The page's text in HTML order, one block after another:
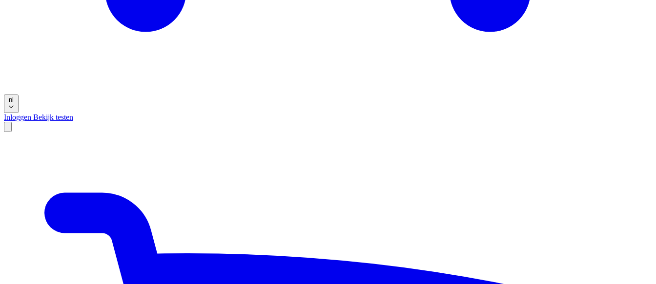
nl
Inloggen Bekijk testen